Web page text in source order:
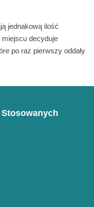
jednakową ilość
decyduje
po raz pierwszy oddały